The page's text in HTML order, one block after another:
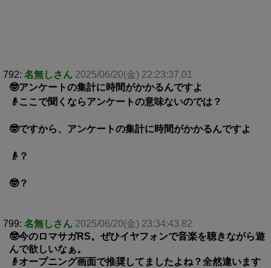
792: 名無しさん 2025/06/20(金) 22:23:37.01
🤓アンケートの集計に時間がかかるんですよ
👴ここで聞くならアンケートの意味ないのでは？
🤓ですから、アンケートの集計に時間がかかるんですよ
👴？
🤓？
799: 名無しさん 2025/06/20(金) 23:34:43.82
🤓今のロマサガRS。ぜひイヤフォンで音楽を聴きながら遊
んで欲しいなぁ。
👴オープニング画面で推奨してましたよね？全然違います